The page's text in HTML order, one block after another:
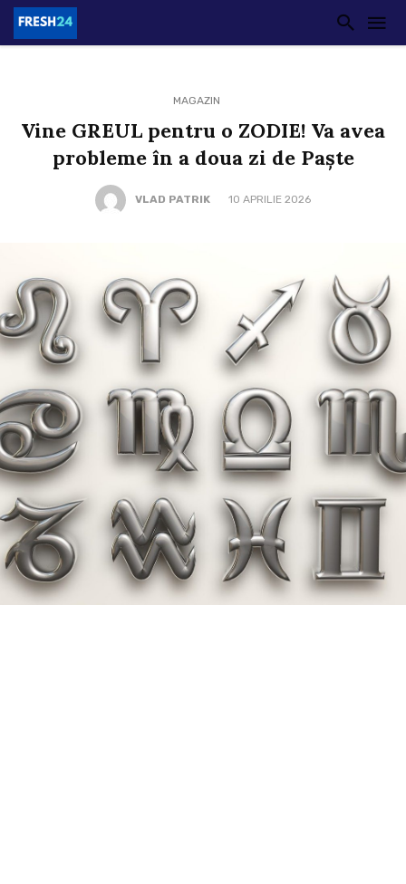
MAGAZIN
Vine GREUL pentru o ZODIE! Va avea
probleme în a doua zi de Paște
VLAD PATRIK 10 APRILIE 2026